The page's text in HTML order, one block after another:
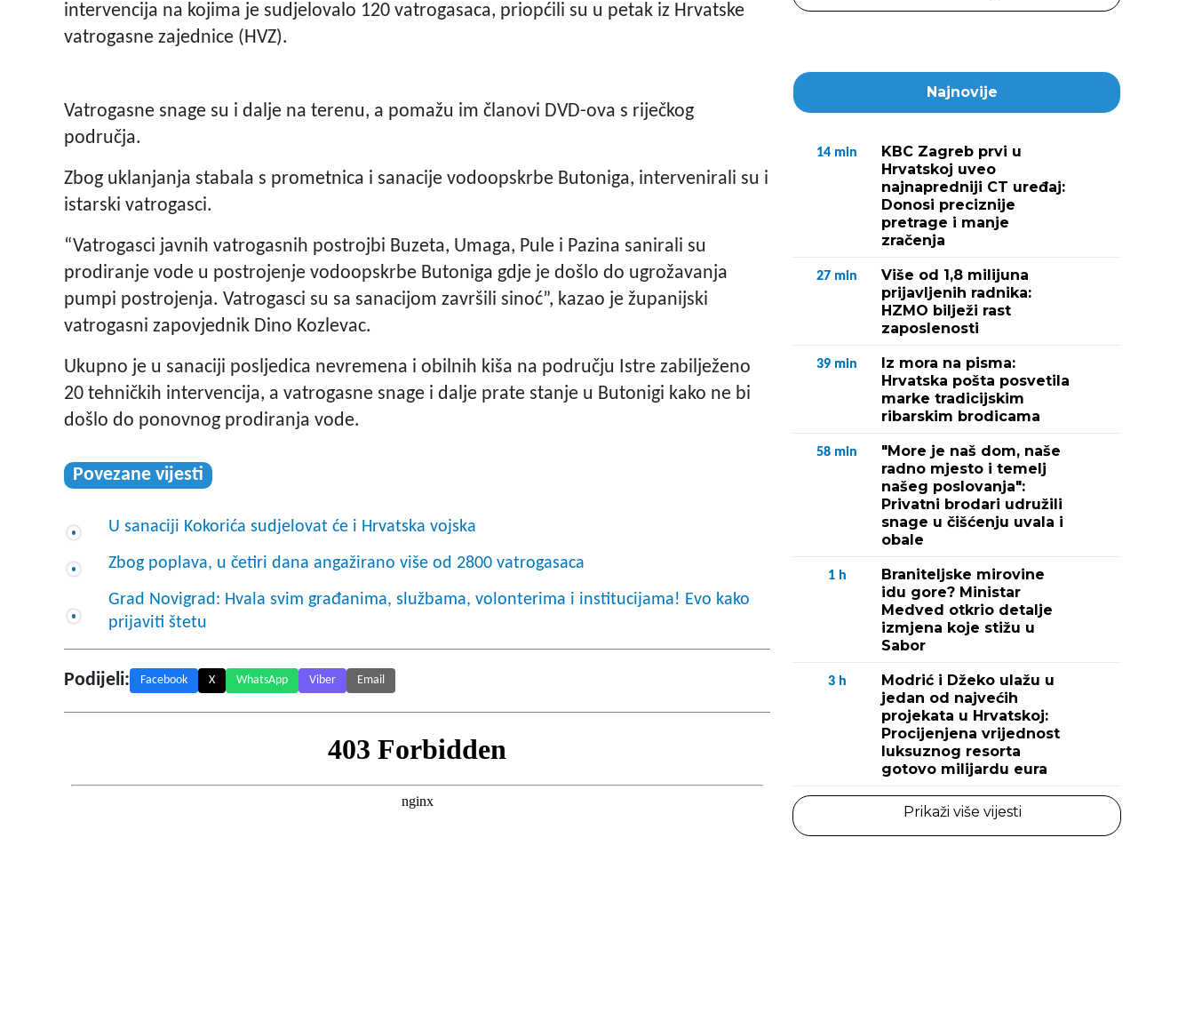
intervencija na kojima je sudjelovalo 120 vatrogasaca, priopćili su u petak iz Hrvatske
vatrogasne zajednice (HVZ).
Vatrogasne snage su i dalje na terenu, a pomažu im članovi DVD-ova s riječkog
područja.
Zbog uklanjanja stabala s prometnica i sanacije vodoopskrbe Butoniga, intervenirali su i
istarski vatrogasci.
“Vatrogasci javnih vatrogasnih postrojbi Buzeta, Umaga, Pule i Pazina sanirali su
prodiranje vode u postrojenje vodoopskrbe Butoniga gdje je došlo do ugrožavanja
pumpi postrojenja. Vatrogasci su sa sanacijom završili sinoć”, kazao je županijski
vatrogasni zapovjednik Dino Kozlevac.
Ukupno je u sanaciji posljedica nevremena i obilnih kiša na području Istre zabilježeno
20 tehničkih intervencija, a vatrogasne snage i dalje prate stanje u Butonigi kako ne bi
došlo do ponovnog prodiranja vode.
Povezane vijesti
U sanaciji Kokorića sudjelovat će i Hrvatska vojska
Zbog poplava, u četiri dana angažirano više od 2800 vatrogasaca
Grad Novigrad: Hvala svim građanima, službama, volonterima i institucijama! Evo kako
prijaviti štetu
Podijeli: Facebook X WhatsApp Viber Email
Najnovije
14 min
KBC Zagreb prvi u
Hrvatskoj uveo
najnapredniji CT uređaj:
Donosi preciznije
pretrage i manje
zračenja
27 min
Više od 1,8 milijuna
prijavljenih radnika:
HZMO bilježi rast
zaposlenosti
39 min
Iz mora na pisma:
Hrvatska pošta posvetila
marke tradicijskim
ribarskim brodicama
58 min
"More je naš dom, naše
radno mjesto i temelj
našeg poslovanja":
Privatni brodari udružili
snage u čišćenju uvala i
obale
1 h
Braniteljske mirovine
idu gore? Ministar
Medved otkrio detalje
izmjena koje stižu u
Sabor
3 h
Modrić i Džeko ulažu u
jedan od najvećih
projekata u Hrvatskoj:
Procijenjena vrijednost
luksuznog resorta
gotovo milijardu eura
Prikaži više vijesti